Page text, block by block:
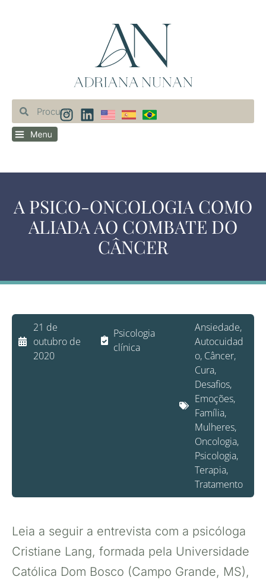
A PSICO-ONCOLOGIA COMO
ALIADA AO COMBATE DO
CÂNCER
21 de
outubro de
2020
Psicologia
clínica
Ansiedade,
Autocuidad
o, Câncer,
Cura,
Desafios,
Emoções,
Família,
Mulheres,
Oncologia,
Psicologia,
Terapia,
Tratamento
Leia a seguir a entrevista com a psicóloga
Cristiane Lang, formada pela Universidade
Católica Dom Bosco (Campo Grande, MS),